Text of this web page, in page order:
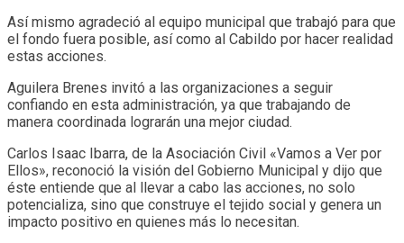
Así mismo agradeció al equipo municipal que trabajó para que
el fondo fuera posible, así como al Cabildo por hacer realidad
estas acciones.
Aguilera Brenes invitó a las organizaciones a seguir
confiando en esta administración, ya que trabajando de
manera coordinada lograrán una mejor ciudad.
Carlos Isaac Ibarra, de la Asociación Civil «Vamos a Ver por
Ellos», reconoció la visión del Gobierno Municipal y dijo que
éste entiende que al llevar a cabo las acciones, no solo
potencializa, sino que construye el tejido social y genera un
impacto positivo en quienes más lo necesitan.